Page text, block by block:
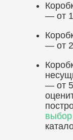
— от
— от
— от